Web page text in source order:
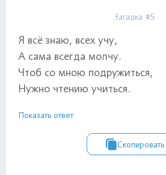
Загадка #5
Я всё знаю, всех учу,
А сама всегда молчу.
Чтоб со мною подружиться,
Нужно чтению учиться.
Показать ответ
Скопировать